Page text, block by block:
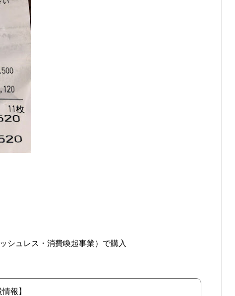
シュレス・消費喚起事業）で購入
報】